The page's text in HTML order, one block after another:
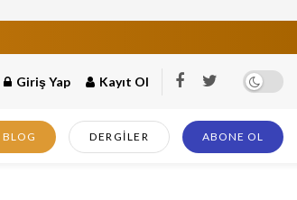
Giriş Yap Kayıt Ol
BLOG DERGILER ABONE OL